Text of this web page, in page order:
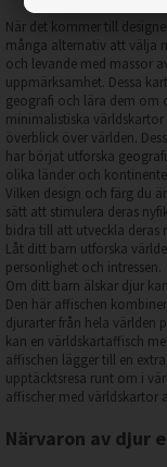
När det kommer till
många alternativ att välja
och levande med massor
uppmärksamhet. Dessa
geografi och lära dem om
minimalistiska
överblick över världen.
har börjat utforska
olika länder och
Vilken design och färg du
sätt att stimulera deras
bidra till att utveckla deras
Låt ditt barn utforska
personlighet och intressen.
Om ditt barn älskar djur
Den här affischen
djurarter från hela världen
kan en världskartaffisch
affischen lägger till en
upptäcktsresa runt om i
affischer med världskartor
Närvaron av djur